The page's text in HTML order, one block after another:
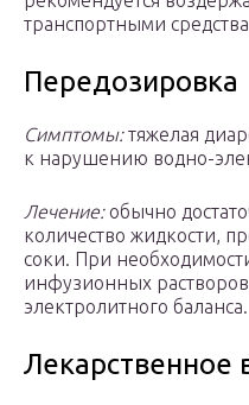
транспортными
Передозировка
Симптомы:тяжелая
к нарушению водно-
Лечение:обычно
количество жидкости,
соки. При
инфузионных
электролитного баланса.
Лекарственное